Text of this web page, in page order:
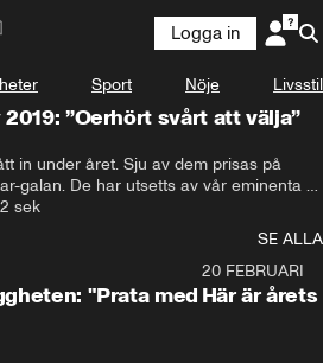
Logga in
Sport Nöje Livsstil
”Oerhört svårt att välja”
in under året. Sju av dem prisas på
galan. De har utsetts av vår eminenta
Bygdén, Shima Niavarani, Peter
Marika Carlsson och Margeaux
sek
SE ALLA
"Prata med
20 FEBRUARI
Här är